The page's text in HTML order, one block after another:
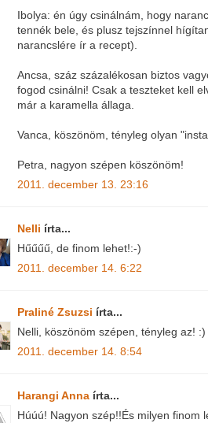
Ibolya: én úgy csinálnám, hogy
tennék bele, és plusz tejszínnel
narancslére ír a recept).
Ancsa, száz százalékosan biztos
fogod csinálni! Csak a teszteket kell
már a karamella állaga.
Vanca, köszönöm, tényleg olyan
Petra, nagyon szépen köszönöm!
2011. december 13. 23:16
Nelli írta...
Hűűűű, de finom lehet!:-)
2011. december 14. 6:22
Praliné Zsuzsi írta...
Nelli, köszönöm szépen, tényleg az! :)
2011. december 14. 8:54
Harangi Anna írta...
Húúú! Nagyon szép!!És milyen finom